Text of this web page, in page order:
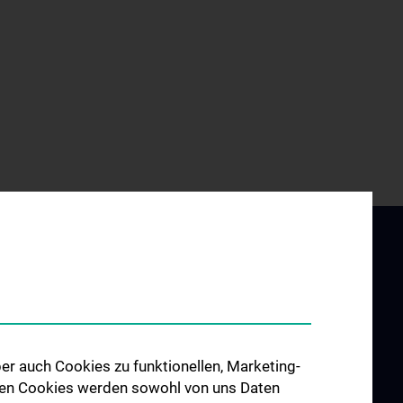
auch Cookies zu funktionellen, Marketing-
Cookies werden sowohl von uns Daten